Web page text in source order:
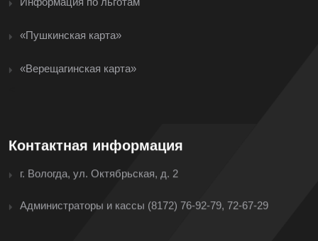
«Пушкинская карта»
«Верещагинская карта»
Контактная информация
г. Вологда, ул. Октябрьская, д. 2
Администраторы и кассы (8172) 76-92-79, 72-67-29